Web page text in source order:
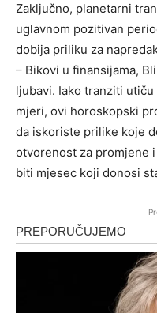
Zaključno, planetarni
uglavnom pozitivan
dobija priliku za
– Bikovi u finansijama,
ljubavi. Iako tranziti
mjeri, ovi horoskopski
da iskoriste prilike koje
otvorenost za promjene
biti mjesec koji donosi